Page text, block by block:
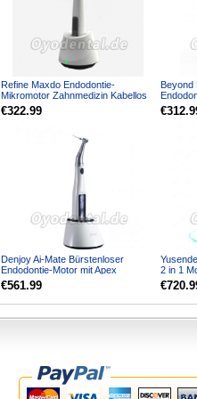
Refine Maxdo Endodontie-
Mikromotor Zahnmedizin Kabellos
€322.99
Beyond
Licht
Denjoy Ai-Mate Bürstenloser
Endodontie-Motor mit Apex
Locator Mini-Winkelstück 6...
€561.99
2 in 1